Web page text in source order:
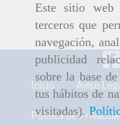
Este sitio web
terceros que
navegación,
publicidad
sobre la base
tus hábitos de
visitadas).
Inicio Aviso
Política de